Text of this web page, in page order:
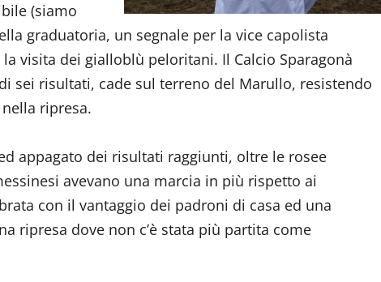
(siamo
graduatoria, un segnale per la vice capolista
visita dei gialloblù peloritani. Il Calcio Sparagonà
sei risultati, cade sul terreno del Marullo, resistendo
ripresa.
appagato dei risultati raggiunti, oltre le rosee
avevano una marcia in più rispetto ai
con il vantaggio dei padroni di casa ed una
ripresa dove non c’è stata più partita come